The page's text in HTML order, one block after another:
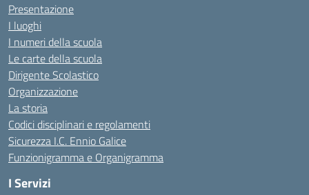
Presentazione
I luoghi
I numeri della scuola
Le carte della scuola
Dirigente Scolastico
Organizzazione
La storia
Codici disciplinari e regolamenti
Sicurezza I.C. Ennio Galice
Funzionigramma e Organigramma
I Servizi